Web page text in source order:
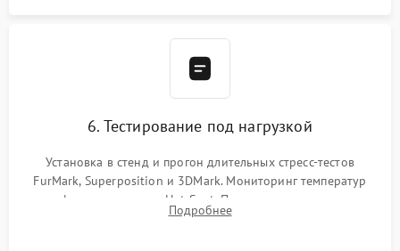
6. Тестирование под нагрузкой
Установка в стенд и прогон длительных стресс-тестов
FurMark, Superposition и 3DMark. Мониторинг температур
графического чипа и Hot Spot. Проверка на отсутствие
артефактов изображения, вылетов драйвера и зависаний.
Подробнее